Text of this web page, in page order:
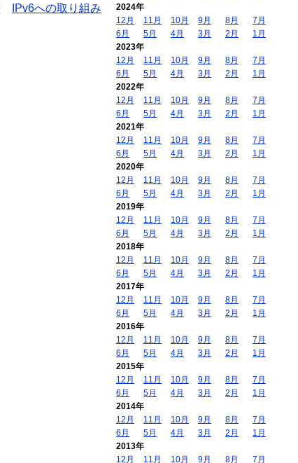
IPv6への取り組み
2024年
12月
11月 10月 9月 8月
7月
6月
5月 4月 3月 2月
1月
2023年
12月
11月 10月 9月 8月
7月
6月
5月 4月 3月 2月
1月
2022年
12月
11月 10月 9月 8月
7月
6月
5月 4月 3月 2月
1月
2021年
12月
11月 10月 9月 8月
7月
6月
5月 4月 3月 2月
1月
2020年
12月
11月 10月 9月 8月
7月
6月
5月 4月 3月 2月
1月
2019年
12月
11月 10月 9月 8月
7月
6月
5月 4月 3月 2月
1月
2018年
12月
11月 10月 9月 8月
7月
6月
5月 4月 3月 2月
1月
2017年
12月
11月 10月 9月 8月
7月
6月
5月 4月 3月 2月
1月
2016年
12月
11月 10月 9月 8月
7月
6月
5月 4月 3月 2月
1月
2015年
12月
11月 10月 9月 8月
7月
6月
5月 4月 3月 2月
1月
2014年
12月
11月 10月 9月 8月
7月
6月
5月 4月 3月 2月
1月
2013年
12月
11月 10月 9月 8月 7月